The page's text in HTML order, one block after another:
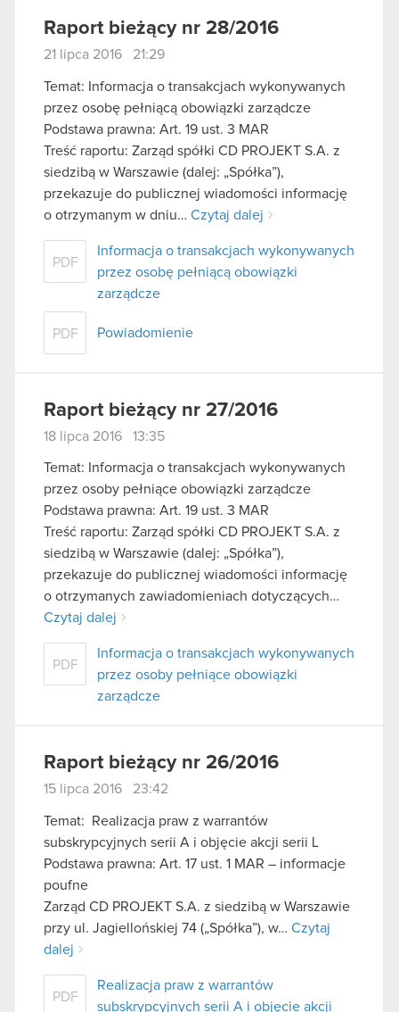
Raport bieżący nr 28/2016
21 lipca 2016 21:29
Temat: Informacja o transakcjach wykonywanych
przez osobę pełniącą obowiązki zarządcze
Podstawa prawna: Art. 19 ust. 3 MAR
Treść raportu: Zarząd spółki CD PROJEKT S.A. z
siedzibą w Warszawie (dalej: „Spółka”),
przekazuje do publicznej wiadomości informację
o otrzymanym w dniu… Czytaj dalej
PDF
Informacja o transakcjach wykonywanych
przez osobę pełniącą obowiązki
zarządcze
PDF Powiadomienie
Raport bieżący nr 27/2016
18 lipca 2016 13:35
Temat: Informacja o transakcjach wykonywanych
przez osoby pełniące obowiązki zarządcze
Podstawa prawna: Art. 19 ust. 3 MAR
Treść raportu: Zarząd spółki CD PROJEKT S.A. z
siedzibą w Warszawie (dalej: „Spółka”),
przekazuje do publicznej wiadomości informację
o otrzymanych zawiadomieniach dotyczących…
Czytaj dalej
PDF
Informacja o transakcjach wykonywanych
przez osoby pełniące obowiązki
zarządcze
Raport bieżący nr 26/2016
15 lipca 2016 23:42
Temat: Realizacja praw z warrantów
subskrypcyjnych serii A i objęcie akcji serii L
Podstawa prawna: Art. 17 ust. 1 MAR – informacje
poufne
Zarząd CD PROJEKT S.A. z siedzibą w Warszawie
przy ul. Jagiellońskiej 74 („Spółka”), w… Czytaj
dalej
PDF
Realizacja praw z warrantów
subskrypcyjnych serii A i objęcie akcji